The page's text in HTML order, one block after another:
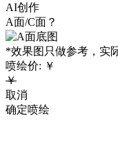
AI创作
A面/C面？
*效果图只做参考，实
喷绘价: ￥
￥
取消
确定喷绘